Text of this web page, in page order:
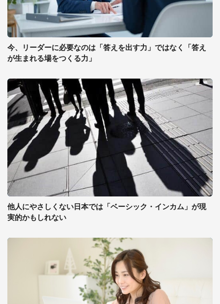
今、リーダーに必要なのは「答えを出す力」ではなく「答え
が生まれる場をつくる力」
他人にやさしくない日本では「ベーシック・インカム」が現
実的かもしれない